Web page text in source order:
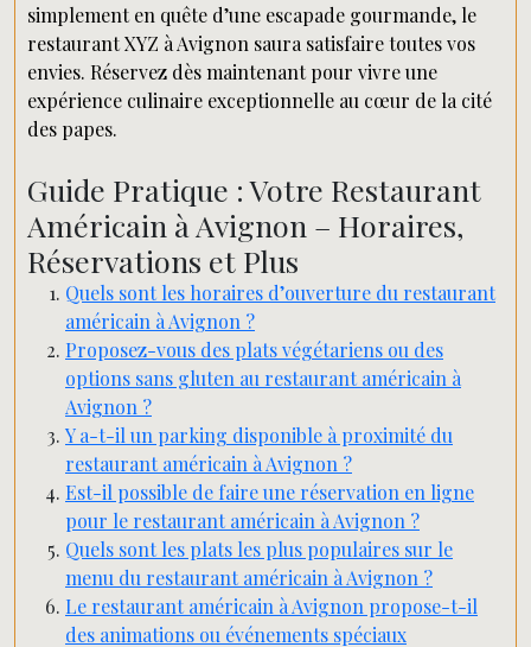
simplement en quête d’une escapade gourmande, le
restaurant XYZ à Avignon saura satisfaire toutes vos
envies. Réservez dès maintenant pour vivre une
expérience culinaire exceptionnelle au cœur de la cité
des papes.
Guide Pratique : Votre Restaurant
Américain à Avignon – Horaires,
Réservations et Plus
Quels sont les horaires d’ouverture du restaurant
américain à Avignon ?
Proposez-vous des plats végétariens ou des
options sans gluten au restaurant américain à
Avignon ?
Y a-t-il un parking disponible à proximité du
restaurant américain à Avignon ?
Est-il possible de faire une réservation en ligne
pour le restaurant américain à Avignon ?
Quels sont les plats les plus populaires sur le
menu du restaurant américain à Avignon ?
Le restaurant américain à Avignon propose-t-il
des animations ou événements spéciaux